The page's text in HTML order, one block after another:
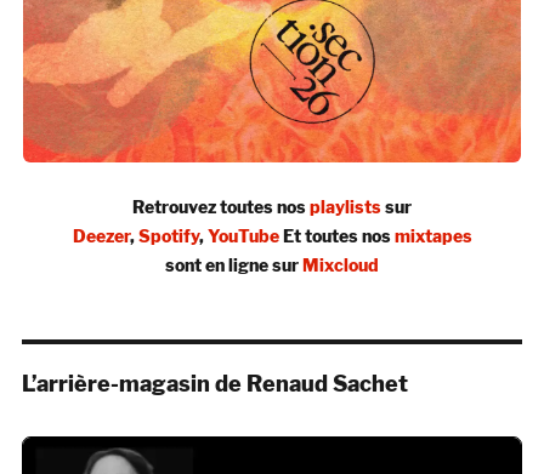
Retrouvez toutes nosplaylistssur
Deezer,Spotify,YouTubeEt toutes nosmixtapes
sont en ligne surMixcloud
L’arrière-magasin de Renaud Sachet